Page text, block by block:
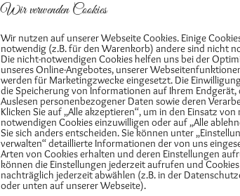
Pädagogin für
Coach und Trainerin für
Expertin für Marma-
Staatlich geprüfte
„In meiner Arbeit geht es
daraus entstandene innere
möchte den Teilnehmern,
Gewicht sie haben für die
Wir verwenden Cookies
Wir nutzen auf unserer Webseite Cookies. Einige
notwendig (z.B. für den Warenkorb) andere sind nicht
Die nicht-notwendigen Cookies helfen uns bei der
unseres Online-Angebotes, unserer
werden für Marketingzwecke eingesetzt. Die
die Speicherung von Informationen auf Ihrem Endgerät,
Auslesen personenbezogener Daten sowie deren
Klicken Sie auf „Alle akzeptieren“, um in den Einsatz von
notwendigen Cookies einzuwilligen oder auf „Alle
Sie sich anders entscheiden. Sie können unter
verwalten“ detaillierte Informationen der von uns
Arten von Cookies erhalten und deren Einstellungen
können die Einstellungen jederzeit aufrufen und
nachträglich jederzeit abwählen (z.B. in der
oder unten auf unserer Webseite).